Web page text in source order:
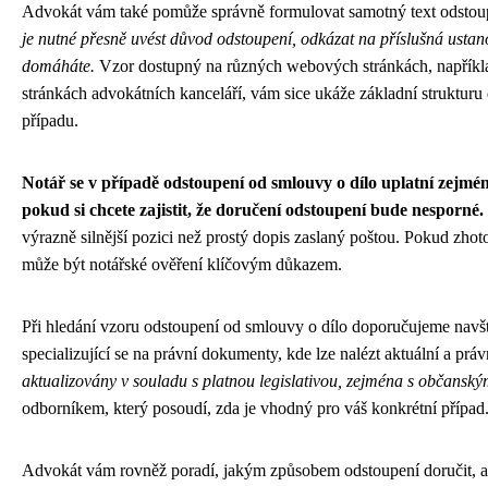
Advokát vám také pomůže správně formulovat samotný text
je nutné přesně uvést důvod odstoupení, odkázat na příslušná
domáháte. Vzor dostupný na různých webových stránkách,
stránkách advokátních kanceláří, vám sice ukáže základní
případu.
Notář se v případě odstoupení od smlouvy o dílo uplatní
pokud si chcete zajistit, že doručení odstoupení bude nesporné.
výrazně silnější pozici než prostý dopis zaslaný poštou. Pokud
může být notářské ověření klíčovým důkazem.
Při hledání vzoru odstoupení od smlouvy o dílo doporučujeme
specializující se na právní dokumenty, kde lze nalézt aktuální a
aktualizovány v souladu s platnou legislativou, zejména s
odborníkem, který posoudí, zda je vhodný pro váš konkrétní případ.
Advokát vám rovněž poradí, jakým způsobem odstoupení doručit,